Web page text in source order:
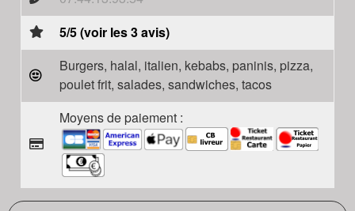
5/5 (voir les 3 avis)
Burgers, halal, italien, kebabs, paninis, pizza,
poulet frit, salades, sandwiches, tacos
Moyens de paiement :